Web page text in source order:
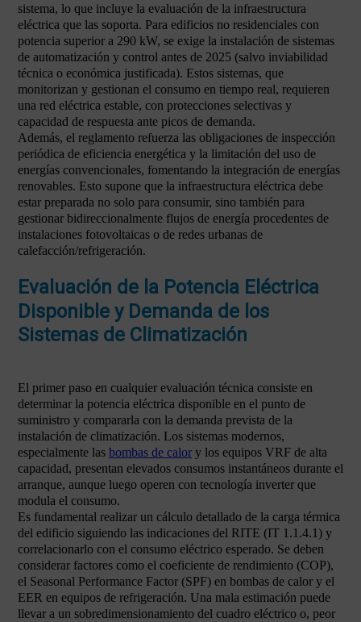
sistema, lo que incluye la evaluación de la infraestructura
eléctrica que las soporta. Para edificios no residenciales con
potencia superior a 290 kW, se exige la instalación de sistemas
de automatización y control antes de 2025 (salvo inviabilidad
técnica o económica justificada). Estos sistemas, que
monitorizan y gestionan el consumo en tiempo real, requieren
una red eléctrica estable, con protecciones selectivas y
capacidad de respuesta ante picos de demanda.
Además, el reglamento refuerza las obligaciones de inspección
periódica de eficiencia energética y la limitación del uso de
energías convencionales, fomentando la integración de energías
renovables. Esto supone que la infraestructura eléctrica debe
estar preparada no solo para consumir, sino también para
gestionar bidireccionalmente flujos de energía procedentes de
instalaciones fotovoltaicas o de redes urbanas de
calefacción/refrigeración.
Evaluación de la Potencia Eléctrica
Disponible y Demanda de los
Sistemas de Climatización
El primer paso en cualquier evaluación técnica consiste en
determinar la potencia eléctrica disponible en el punto de
suministro y compararla con la demanda prevista de la
instalación de climatización. Los sistemas modernos,
especialmente las bombas de calor y los equipos VRF de alta
capacidad, presentan elevados consumos instantáneos durante el
arranque, aunque luego operen con tecnología inverter que
modula el consumo.
Es fundamental realizar un cálculo detallado de la carga térmica
del edificio siguiendo las indicaciones del RITE (IT 1.1.4.1) y
correlacionarlo con el consumo eléctrico esperado. Se deben
considerar factores como el coeficiente de rendimiento (COP),
el Seasonal Performance Factor (SPF) en bombas de calor y el
EER en equipos de refrigeración. Una mala estimación puede
llevar a un sobredimensionamiento del cuadro eléctrico o, peor